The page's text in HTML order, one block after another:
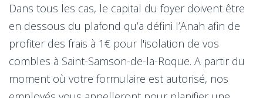
Dans tous les cas, le capital du foyer doivent être
en dessous du plafond qu’a défini l’Anah afin de
profiter des frais à 1€ pour l'isolation de vos
combles à Saint-Samson-de-la-Roque. A partir du
moment où votre formulaire est autorisé, nos